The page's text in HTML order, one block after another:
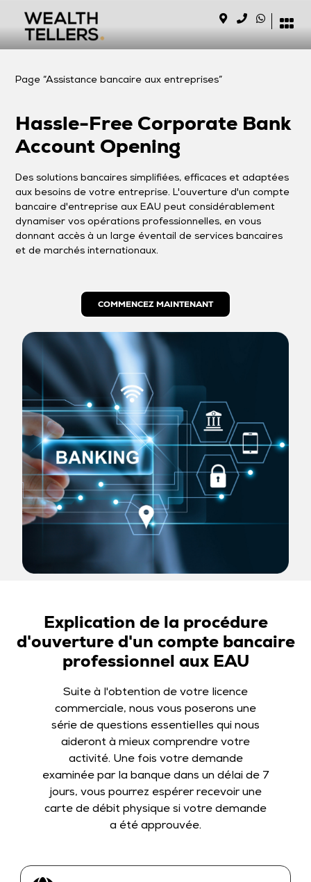
Page “Assistance bancaire aux entreprises”
Hassle-Free Corporate Bank
Account Opening
Des solutions bancaires simplifiées, efficaces et adaptées
aux besoins de votre entreprise. L'ouverture d'un compte
bancaire d'entreprise aux EAU peut considérablement
dynamiser vos opérations professionnelles, en vous
donnant accès à un large éventail de services bancaires
et de marchés internationaux.
COMMENCEZ MAINTENANT
Explication de la procédure
d'ouverture d'un compte bancaire
professionnel aux EAU
Suite à l'obtention de votre licence
commerciale, nous vous poserons une
série de questions essentielles qui nous
aideront à mieux comprendre votre
activité. Une fois votre demande
examinée par la banque dans un délai de 7
jours, vous pourrez espérer recevoir une
carte de débit physique si votre demande
a été approuvée.